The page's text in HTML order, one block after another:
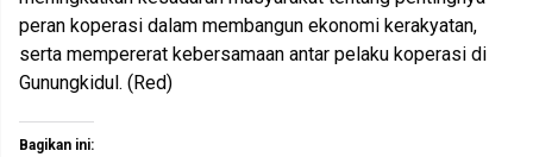
peran koperasi dalam membangun ekonomi kerakyatan,
serta mempererat kebersamaan antar pelaku koperasi di
Gunungkidul. (Red)
Bagikan ini: